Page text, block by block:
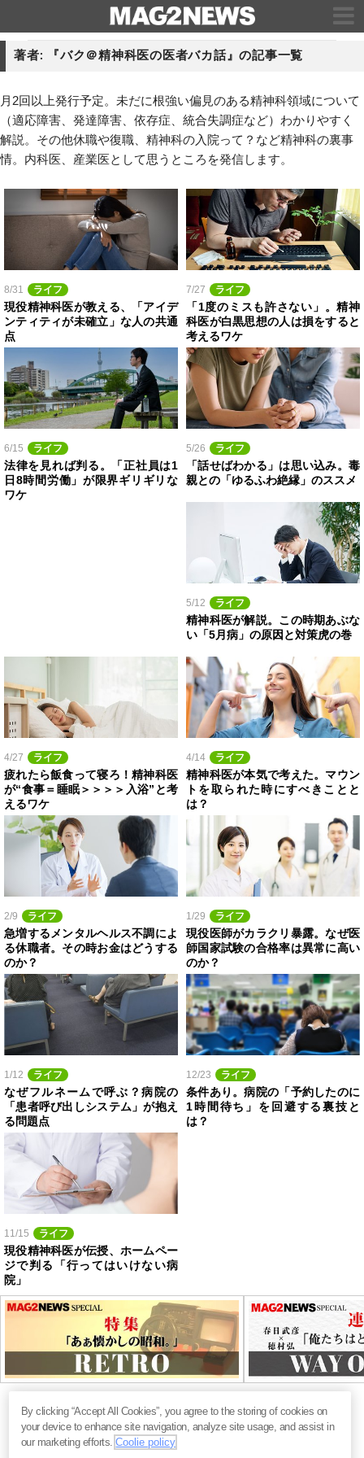
著者: 『バク＠精神科医の医者バカ話』の記事一覧
月2回以上発行予定。未だに根強い偏見のある精神科領域について
（適応障害、発達障害、依存症、統合失調症など）わかりやすく
解説。その他休職や復職、精神科の入院って？など精神科の裏事
情。内科医、産業医として思うところを発信します。
8/31 ライフ
現役精神科医が教える、「アイデ
ンティティが未確立」な人の共通
点
7/27 ライフ
「1度のミスも許さない」。精神
科医が白黒思想の人は損をすると
考えるワケ
6/15 ライフ
法律を見れば判る。「正社員は1
日8時間労働」が限界ギリギリな
ワケ
5/26 ライフ
「話せばわかる」は思い込み。毒
親との「ゆるふわ絶縁」のススメ
5/12 ライフ
精神科医が解説。この時期あぶな
い「5月病」の原因と対策虎の巻
4/27 ライフ
疲れたら飯食って寝ろ！精神科医
が“食事＝睡眠＞＞＞＞入浴”と考
えるワケ
4/14 ライフ
精神科医が本気で考えた。マウン
トを取られた時にすべきことと
は？
2/9 ライフ
急増するメンタルヘルス不調によ
る休職者。その時お金はどうする
のか？
1/29 ライフ
現役医師がカラクリ暴露。なぜ医
師国家試験の合格率は異常に高い
のか？
1/12 ライフ
なぜフルネームで呼ぶ？病院の
「患者呼び出しシステム」が抱え
る問題点
12/23 ライフ
条件あり。病院の「予約したのに
1時間待ち」を回避する裏技と
は？
11/15 ライフ
現役精神科医が伝授、ホームペー
ジで判る「行ってはいけない病
院」
By clicking “Accept All Cookies”, you agree to the storing of cookies on
your device to enhance site navigation, analyze site usage, and assist in
our marketing efforts.Coolie policy